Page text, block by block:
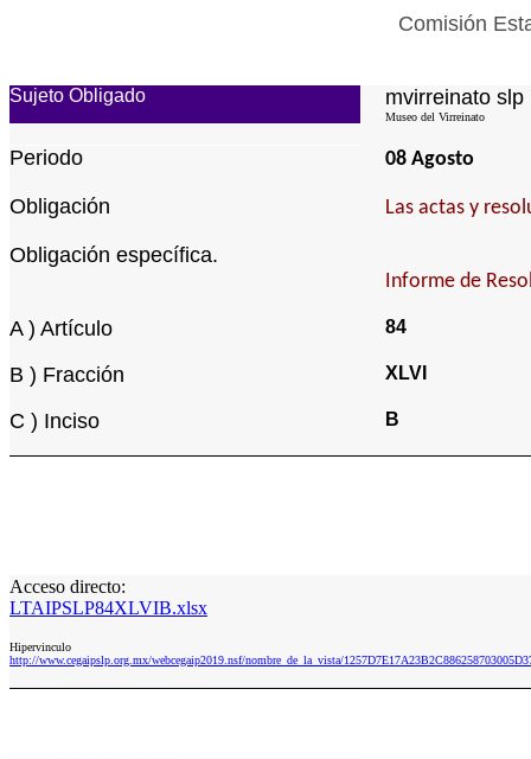
Comisión
Sujeto Obligado mvirreinato slp
Museo del Virreinato
Periodo 08 Agosto
Obligación Las actas y
Obligación específica.
Informe de
A ) Artículo 84
B ) Fracción XLVI
C ) Inciso B
Acceso directo:
LTAIPSLP84XLVIB.xlsx
Hipervinculo
http://www.cegaipslp.org.mx/webcegaip2019.nsf/nombre_de_la_vista/